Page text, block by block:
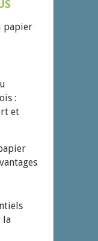
papier
:
et
la